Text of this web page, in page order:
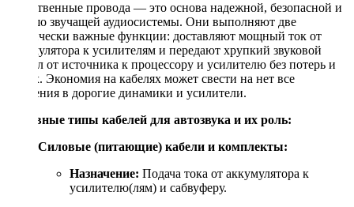
Качественные провода — это основа надежной, безопасной и
хорошо звучащей аудиосистемы. Они выполняют две
критически важные функции: доставляют мощный ток от
аккумулятора к усилителям и передают хрупкий звуковой
сигнал от источника к процессору и усилителю без потерь и
помех. Экономия на кабелях может свести на нет все
вложения в дорогие динамики и усилители.
Основные типы кабелей для автозвука и их роль:
Силовые (питающие) кабели и комплекты:
Назначение: Подача тока от аккумулятора к
усилителю(лям) и сабвуферу.